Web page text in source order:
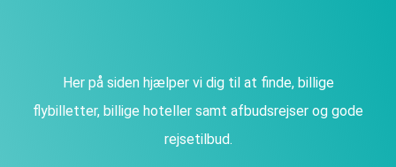
Her på siden hjælper vi dig til at finde, billige
flybilletter, billige hoteller samt afbudsrejser og gode
rejsetilbud.